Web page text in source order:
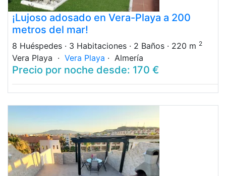
¡Lujoso adosado en Vera-Playa a 200
metros del mar!
8 Huéspedes · 3 Habitaciones · 2 Baños · 220 m 2
Vera Playa · Vera Playa · Almería
Precio por noche desde: 170 €